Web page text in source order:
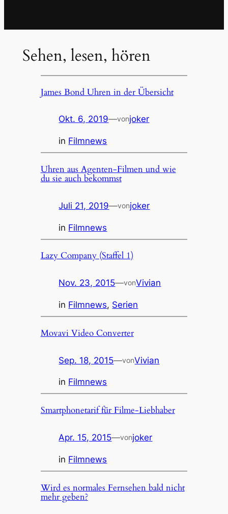
Sehen, lesen, hören
James Bond Uhren in der Übersicht
Okt. 6, 2019—vonjoker
in Filmnews
Uhren aus Agenten-Filmen und wie
du sie auch bekommst
Juli 21, 2019—vonjoker
in Filmnews
Lazy Company (Staffel 1)
Nov. 23, 2015—vonVivian
in Filmnews, Serien
Movavi Video Converter
Sep. 18, 2015—vonVivian
in Filmnews
Smartphonetarif für Filme-Liebhaber
Apr. 15, 2015—vonjoker
in Filmnews
Wird es normales Fernsehen bald nicht
mehr geben?